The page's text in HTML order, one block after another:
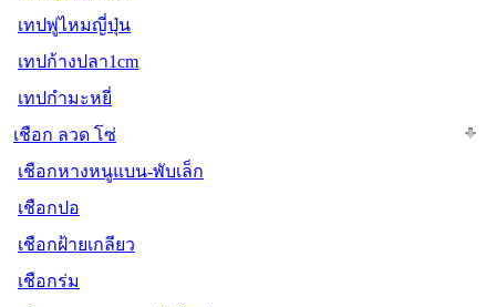
เทปพู่ไหมญี่ปุ่น
เทปก้างปลา1cm
เทปกำมะหยี่
เชือก ลวด โซ่
เชือกหางหนูแบน-พับเล็ก
เชือกปอ
เชือกฝ้ายเกลียว
เชือกร่ม